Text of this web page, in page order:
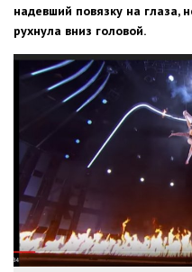
ДОМ И ЕДА
надевший повязку на глаза,
рухнула вниз головой.